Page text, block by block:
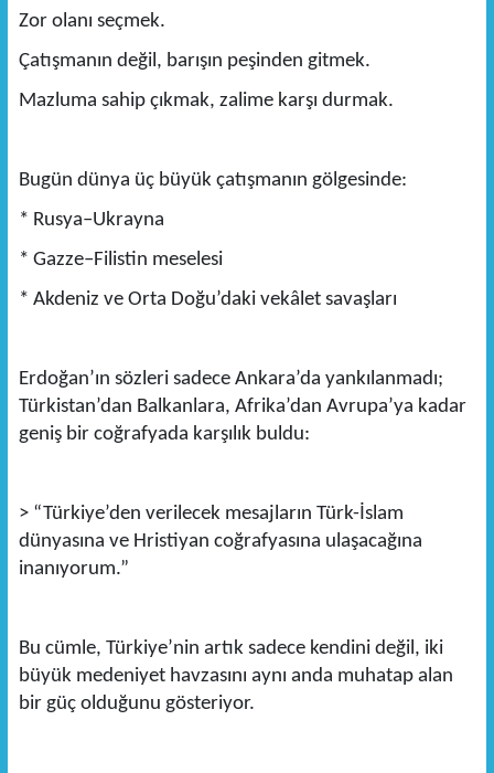
Zor olanı seçmek.
Çatışmanın değil, barışın peşinden gitmek.
Mazluma sahip çıkmak, zalime karşı durmak.
Bugün dünya üç büyük çatışmanın gölgesinde:
* Rusya–Ukrayna
* Gazze–Filistin meselesi
* Akdeniz ve Orta Doğu’daki vekâlet savaşları
Erdoğan’ın sözleri sadece Ankara’da yankılanmadı;
Türkistan’dan Balkanlara, Afrika’dan Avrupa’ya kadar
geniş bir coğrafyada karşılık buldu:
> “Türkiye’den verilecek mesajların Türk-İslam
dünyasına ve Hristiyan coğrafyasına ulaşacağına
inanıyorum.”
Bu cümle, Türkiye’nin artık sadece kendini değil, iki
büyük medeniyet havzasını aynı anda muhatap alan
bir güç olduğunu gösteriyor.